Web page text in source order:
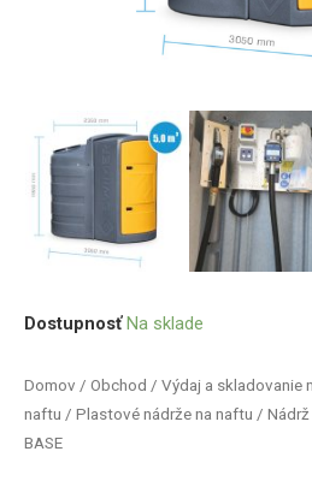
Domov / Obchod / Výdaj a skladovanie
naftu / Plastové nádrže na naftu / Nádrž
BASE
Dostupnosť Na sklade